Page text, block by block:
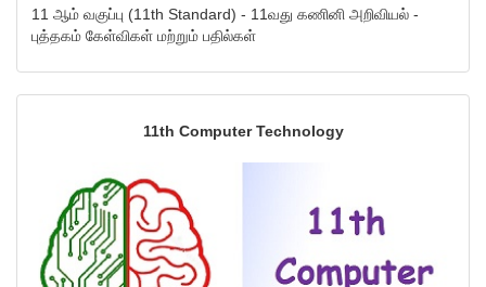
11 ஆம் வகுப்பு (11th Standard) - 11வது கணினி அறிவியல் -
புத்தகம் கேள்விகள் மற்றும் பதில்கள்
11th Computer Technology